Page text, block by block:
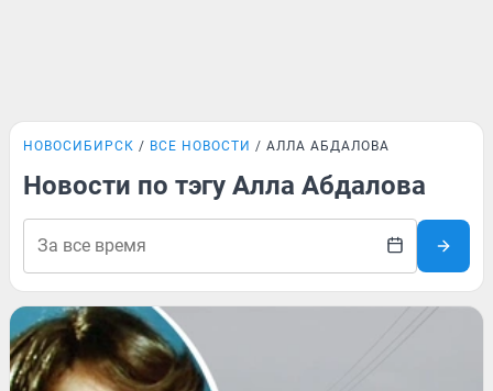
НОВОСИБИРСК ВСЕ НОВОСТИ АЛЛА АБДАЛОВА
Новости по тэгу Алла Абдалова